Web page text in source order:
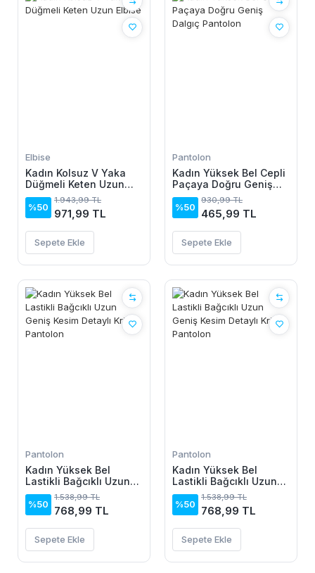
Elbise
Kadın Kolsuz V Yaka
Düğmeli Keten Uzun
Elbise
%50
1.943,99 TL
971,99 TL
Sepete Ekle
Pantolon
Kadın Yüksek Bel Cepli
Paçaya Doğru Geniş
Dalgıç Pantolon
%50
930,99 TL
465,99 TL
Sepete Ekle
Pantolon
Kadın Yüksek Bel
Lastikli Bağcıklı Uzun
Geniş Kesim Detaylı
Krinkıl Pantolon
%50
1.538,99 TL
768,99 TL
Sepete Ekle
Pantolon
Kadın Yüksek Bel
Lastikli Bağcıklı Uzun
Geniş Kesim Detaylı
Krinkıl Pantolon
%50
1.538,99 TL
768,99 TL
Sepete Ekle